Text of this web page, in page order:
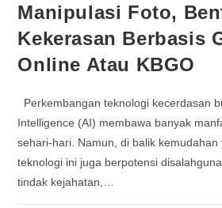
Manipulasi Foto,
Kekerasan Berbasis
Online Atau KBGO
Perkembangan teknologi kecerdasan
Intelligence (AI) membawa banyak
sehari-hari. Namun, di balik kemudahan
teknologi ini juga berpotensi
tindak kejahatan,…